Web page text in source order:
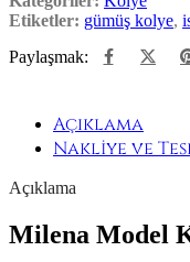
Etiketler: gümüş kolye,
Paylaşmak:
Açıklama
Nakliye ve
Açıklama
Milena Model